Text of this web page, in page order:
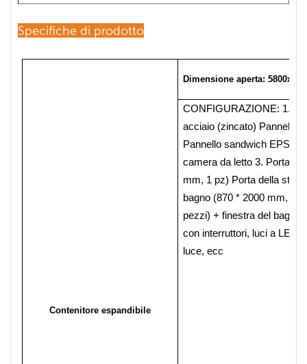
Specifiche di prodotto
Contenitore espandibile
Dimensione aperta:
CONFIGURAZIONE: 1.
acciaio (zincato) Pannello
Pannello sandwich EPS
camera da letto3. Porta e
mm, 1 pz) Porta della
bagno (870 * 2000 mm, 3
pezzi) + finestra del bagno
con interruttori, luci a LED
luce, ecc